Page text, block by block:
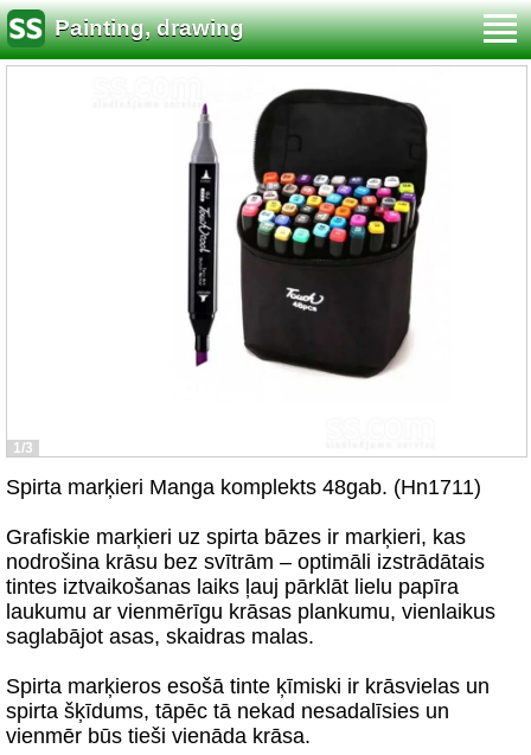
Painting, drawing
1/3
Spirta marķieri Manga komplekts 48gab. (Hn1711)
Grafiskie marķieri uz spirta bāzes ir marķieri, kas
nodrošina krāsu bez svītrām – optimāli izstrādātais
tintes iztvaikošanas laiks ļauj pārklāt lielu papīra
laukumu ar vienmērīgu krāsas plankumu, vienlaikus
saglabājot asas, skaidras malas.
Spirta marķieros esošā tinte ķīmiski ir krāsvielas un
spirta šķīdums, tāpēc tā nekad nesadalīsies un
vienmēr būs tieši vienāda krāsa.